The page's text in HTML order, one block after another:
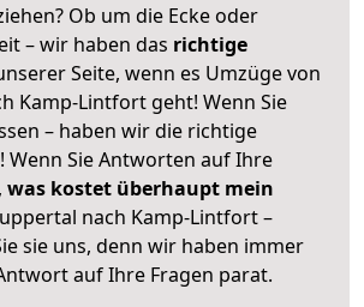
Ob um die Ecke oder
– wir haben das richtige
Seite, wenn es Umzüge von
Kamp-Lintfort geht! Wenn Sie
– haben wir die richtige
Wenn Sie Antworten auf Ihre
was kostet überhaupt mein
nach Kamp-Lintfort –
sie uns, denn wir haben immer
auf Ihre Fragen parat.